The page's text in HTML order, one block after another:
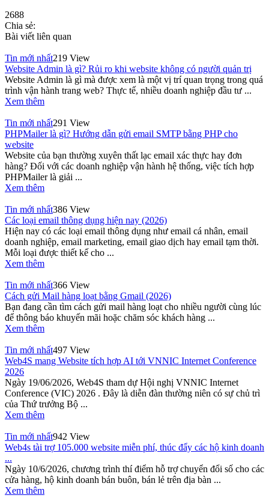
2688
Chia sẻ:
Bài viết liên quan
Tin mới nhất219 View
Website Admin là gì? Rủi ro khi website không có người quản trị
Website Admin là gì mà được xem là một vị trí quan trọng trong quá
trình vận hành trang web? Thực tế, nhiều doanh nghiệp đầu tư ...
Xem thêm
Tin mới nhất291 View
PHPMailer là gì? Hướng dẫn gửi email SMTP bằng PHP cho
website
Website của bạn thường xuyên thất lạc email xác thực hay đơn
hàng? Đối với các doanh nghiệp vận hành hệ thống, việc tích hợp
PHPMailer là giải ...
Xem thêm
Tin mới nhất386 View
Các loại email thông dụng hiện nay (2026)
Hiện nay có các loại email thông dụng như email cá nhân, email
doanh nghiệp, email marketing, email giao dịch hay email tạm thời.
Mỗi loại được thiết kế cho ...
Xem thêm
Tin mới nhất366 View
Cách gửi Mail hàng loạt bằng Gmail (2026)
Bạn đang cần tìm cách gửi mail hàng loạt cho nhiều người cùng lúc
để thông báo khuyến mãi hoặc chăm sóc khách hàng ...
Xem thêm
Tin mới nhất497 View
Web4S mang Website tích hợp AI tới VNNIC Internet Conference
2026
Ngày 19/06/2026, Web4S tham dự Hội nghị VNNIC Internet
Conference (VIC) 2026 . Đây là diễn đàn thường niên có sự chủ trì
của Thứ trưởng Bộ ...
Xem thêm
Tin mới nhất942 View
Web4s tài trợ 105.000 website miễn phí, thúc đẩy các hộ kinh doanh
...
Ngày 10/6/2026, chương trình thí điểm hỗ trợ chuyển đổi số cho các
cửa hàng, hộ kinh doanh bán buôn, bán lẻ trên địa bàn ...
Xem thêm